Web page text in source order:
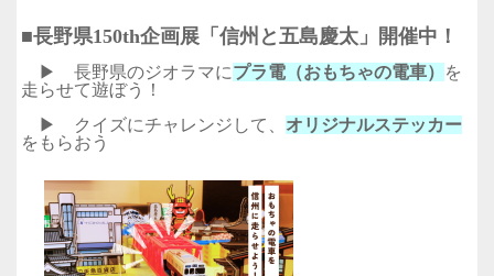
■長野県150th企画展「信州と五島慶太」開催中！
▶ 長野県のジオラマにプラ電（おもちゃの電車）
を
走らせて遊ぼう！
▶ クイズにチャレンジして、 オリジナルステッカー
をもらおう